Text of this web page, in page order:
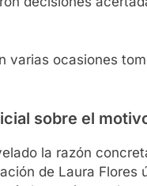
varias ocasiones
sobre el
la razón
de Laura